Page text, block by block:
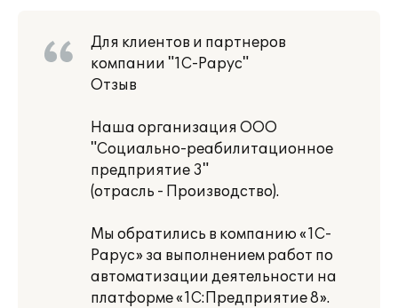
Для клиентов и партнеров
компании "1С-Рарус"
Отзыв
Наша организация ООО
"Социально-реабилитационное
предприятие 3"
(отрасль - Производство).
Мы обратились в компанию «1С-
Рарус» за выполнением работ по
автоматизации деятельности на
платформе «1С:Предприятие 8».